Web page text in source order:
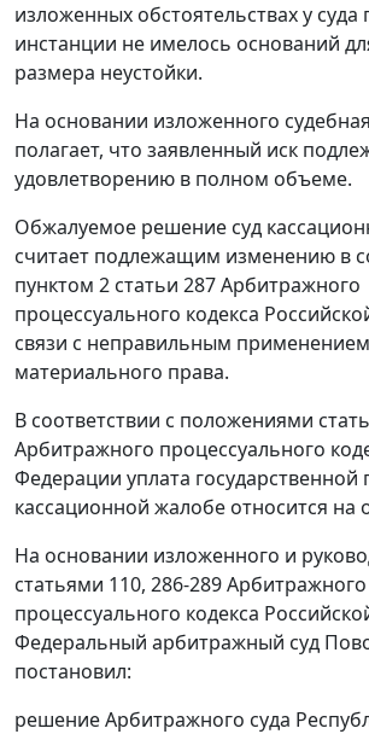
изложенных обстоятельствах у суда
инстанции не имелось оснований
размера неустойки.
На основании изложенного
полагает, что заявленный иск
удовлетворению в полном объеме.
Обжалуемое решение суд
считает подлежащим изменению в
пунктом 2 статьи 287Арбитражного
процессуального кодекса
связи с неправильным
материального права.
В соответствии с положениями
Арбитражного процессуального
Федерации уплата
кассационной жалобе относится на
На основании изложенного и
статьями 110, 286-289Арбитражного
процессуального кодекса
Федеральный арбитражный суд
постановил:
решение Арбитражного суда